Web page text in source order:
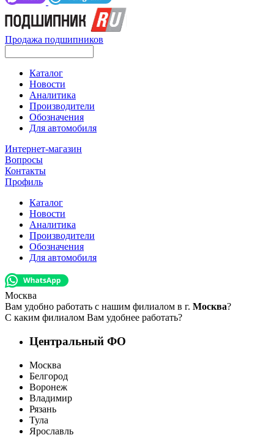
Продажа подшипников
Каталог
Новости
Аналитика
Производители
Обозначения
Для автомобиля
Интернет-магазин
Вопросы
Контакты
Профиль
Каталог
Новости
Аналитика
Производители
Обозначения
Для автомобиля
Москва
Вам удобно работать с нашим филиалом в г. Москва?
С каким филиалом Вам удобнее работать?
Центральный ФО
Москва
Белгород
Воронеж
Владимир
Рязань
Тула
Ярославль